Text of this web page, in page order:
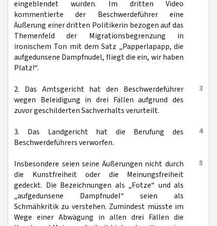
eingeblendet wurden. Im dritten Video
kommentierte der Beschwerdeführer eine
Äußerung einer dritten Politikerin bezogen auf das
Themenfeld der Migrationsbegrenzung in
ironischem Ton mit dem Satz „Papperlapapp, die
aufgedunsene Dampfnudel, fliegt die ein, wir haben
Platz!“.
3
2. Das Amtsgericht hat den Beschwerdeführer
wegen Beleidigung in drei Fällen aufgrund des
zuvor geschilderten Sachverhalts verurteilt.
4
3. Das Landgericht hat die Berufung des
Beschwerdeführers verworfen.
5
Insbesondere seien seine Äußerungen nicht durch
die Kunstfreiheit oder die Meinungsfreiheit
gedeckt. Die Bezeichnungen als „Fotze“ und als
„aufgedunsene Dampfnudel“ seien als
Schmähkritik zu verstehen. Zumindest müsste im
Wege einer Abwägung in allen drei Fällen die